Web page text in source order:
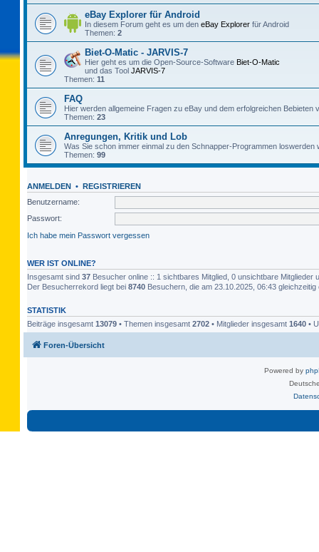
eBay Explorer für Android
In diesem Forum geht es um den eBay Explorer für Android
Themen: 2
Biet-O-Matic - JARVIS-7
Hier geht es um die Open-Source-Software Biet-O-Matic
und das Tool JARVIS-7
Themen: 11
FAQ
Hier werden allgemeine Fragen zu eBay und dem erfolgreichen Bebieten
Themen: 23
Anregungen, Kritik und Lob
Was Sie schon immer einmal zu den Schnapper-Programmen loswerden
Themen: 99
ANMELDEN • REGISTRIEREN
Benutzername:
Passwort:
Ich habe mein Passwort vergessen
WER IST ONLINE?
Insgesamt sind 37 Besucher online :: 1 sichtbares Mitglied, 0 unsichtbare
Der Besucherrekord liegt bei 8740 Besuchern, die am 23.10.2025, 06:43 gleichzeitig
STATISTIK
Beiträge insgesamt 13079 • Themen insgesamt 2702 • Mitglieder insgesamt 1640 •
Foren-Übersicht
Powered by